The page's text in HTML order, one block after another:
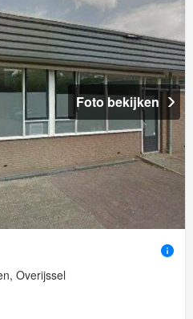
Foto bekijken
Overijssel